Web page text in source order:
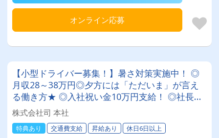
オンライン応募
【小型ドライバー募集！】暑さ対策実施中！ ◎
月収28～38万円◎夕方には「ただいま」が言え
る働き方★ ◎入社祝い金10万円支給！ ◎社長は
現場想いの40歳！ ◎一人一台の専用車完備！ ◎
地場配送＆高速利用OKで体への負担も少なめで
す！
株式会社司 本社
特典あり 交通費支給 昇給あり 休日6日以上